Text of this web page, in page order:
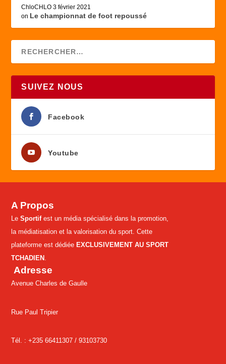
ChloCHLO 3 février 2021
on Le championnat de foot repoussé
SUIVEZ NOUS
Facebook
Youtube
A Propos
LeSportifest un média spécialisé dans la promotion,
la médiatisation et la valorisation du sport. Cette
plateforme est dédiée EXCLUSIVEMENT AU SPORT
TCHADIEN .
Adresse
Avenue Charles de Gaulle
Rue Paul Tripier
Tél. : +235 66411307 /93103730